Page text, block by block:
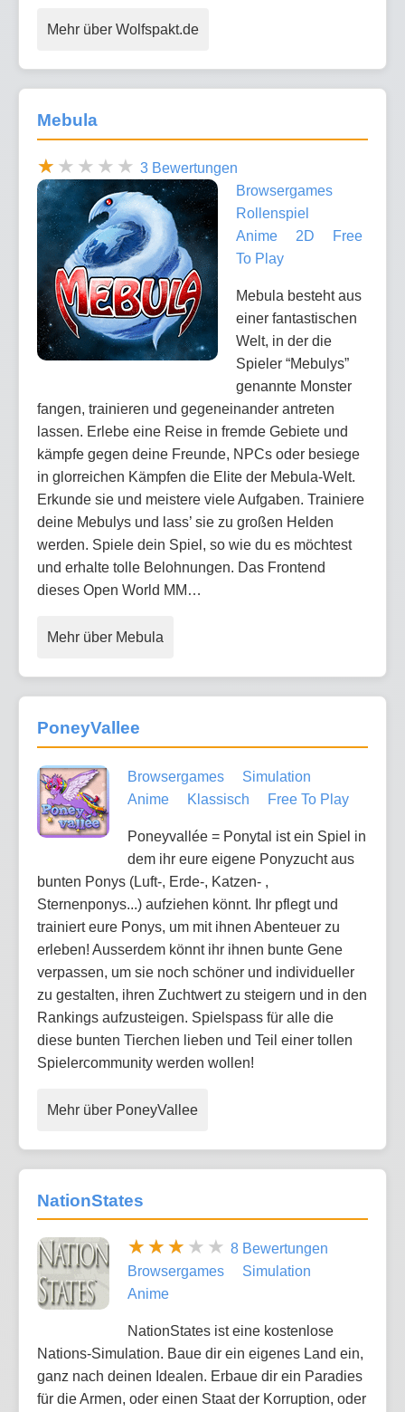
Mehr über Wolfspakt.de
Mebula
3 Bewertungen
Browsergames
Rollenspiel
Anime
2D
Free
To Play
Mebula besteht aus
einer fantastischen
Welt, in der die
Spieler “Mebulys”
genannte Monster
fangen, trainieren und gegeneinander antreten
lassen. Erlebe eine Reise in fremde Gebiete und
kämpfe gegen deine Freunde, NPCs oder besiege
in glorreichen Kämpfen die Elite der Mebula-Welt.
Erkunde sie und meistere viele Aufgaben. Trainiere
deine Mebulys und lass’ sie zu großen Helden
werden. Spiele dein Spiel, so wie du es möchtest
und erhalte tolle Belohnungen. Das Frontend
dieses Open World MM…
Mehr über Mebula
PoneyVallee
Browsergames
Simulation
Anime
Klassisch Free To Play
Poneyvallée = Ponytal ist ein Spiel in
dem ihr eure eigene Ponyzucht aus
bunten Ponys (Luft-, Erde-, Katzen- ,
Sternenponys...) aufziehen könnt. Ihr pflegt und
trainiert eure Ponys, um mit ihnen Abenteuer zu
erleben! Ausserdem könnt ihr ihnen bunte Gene
verpassen, um sie noch schöner und individueller
zu gestalten, ihren Zuchtwert zu steigern und in den
Rankings aufzusteigen. Spielspass für alle die
diese bunten Tierchen lieben und Teil einer tollen
Spielercommunity werden wollen!
Mehr über PoneyVallee
NationStates
8 Bewertungen
Browsergames
Simulation
Anime
NationStates ist eine kostenlose
Nations-Simulation. Baue dir ein eigenes Land ein,
ganz nach deinen Idealen. Erbaue dir ein Paradies
für die Armen, oder einen Staat der Korruption, oder